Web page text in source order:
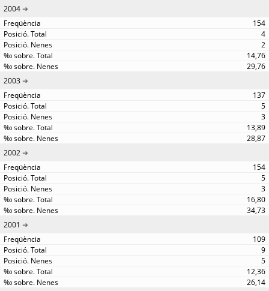
2004
154
4
2
14,76
29,76
2003
137
5
3
13,89
28,87
2002
154
5
3
16,80
34,73
2001
109
9
5
12,36
26,14